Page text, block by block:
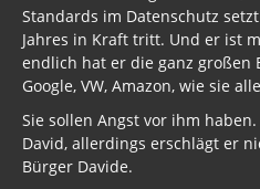
Standards im Datenschutz
Jahres in Kraft tritt. Und er ist
endlich hat er die ganz großen
Google, VW, Amazon, wie sie
Sie sollen Angst vor ihm
David, allerdings erschlägt er
Bürger Davide.